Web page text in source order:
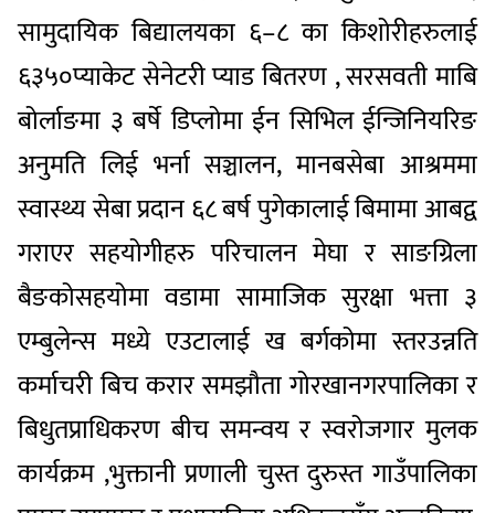
सामुदायिक बिद्यालयका ६–८ का किशोरीहरुलाई
६३५०प्याकेटसेनेटरीप्याडबितरण ,सरसवतीमाबि
बोर्लाङमा ३ बर्षे डिप्लोमा ईन सिभिल ईन्जिनियरिङ
अनुमति लिई भर्ना सञ्चालन,मानबसेबा आश्रममा
स्वास्थ्यसेबाप्रदान६८बर्षपुगेकालाईबिमामाआबद्व
गराएर सहयोगीहरु परिचालन मेघा र साङग्रिला
बैङकोसहयोमा वडामा सामाजिक सुरक्षा भत्ता ३
एम्बुलेन्स मध्ये एउटालाई ख बर्गकोमा स्तरउन्नति
कर्माचरीबिचकरारसमझाैतागोरखानगरपालिकार
बिधुतप्राधिकरण बीच समन्वय र स्वरोजगार मुलक
कार्यक्रम,भुक्तानी प्रणाली चुस्त दुरुस्त गाउँपालिका